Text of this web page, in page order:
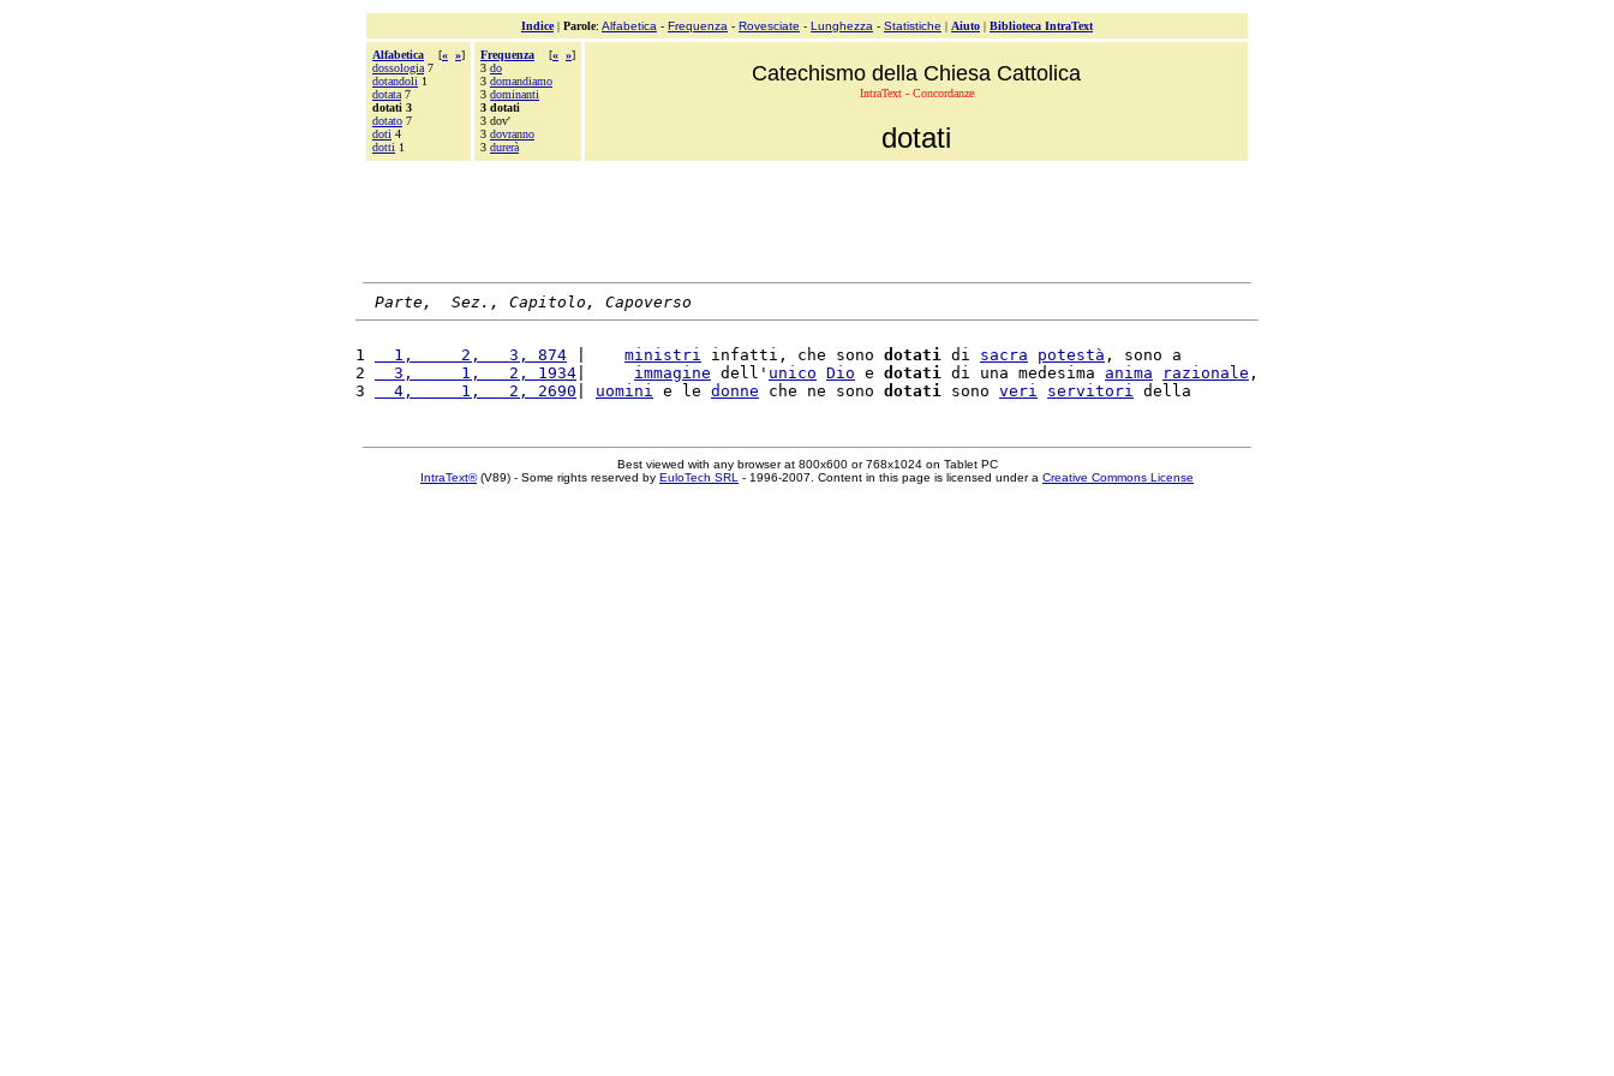
Indice| Parole: Alfabetica - Frequenza - Rovesciate - Lunghezza - Statistiche | Aiuto | Biblioteca IntraText
Alfabetica [« »]
dossologia 7
dotandoli 1
dotata 7
dotati 3
dotato 7
doti 4
dotti 1
Frequenza [« »]
3 do
3 domandiamo
3 dominanti
3 dotati
3 dov'
3 dovranno
3 durerà
Catechismo della Chiesa Cattolica
IntraText - Concordanze
dotati
Parte,  Sez., Capitolo, Capoverso
1
  1,     2,   3, 874
ministri infatti, che sono dotati di sacra potestà , sono a
2
  3,     1,   2, 1934
immagine dell' unico Dio e dotati di una medesima anima razionale ,
3
  4,     1,   2, 2690
uomini e le donne che ne sono dotati sono veri servitori
Best viewed with any browser at 800x600 or 768x1024 on Tablet PC
IntraText®(V89) - Some rights reserved by EuloTech SRL - 1996-2007. Content in this page is licensed under a Creative Commons License